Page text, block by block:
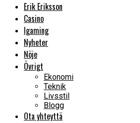
Erik Eriksson
Casino
Igaming
Nyheter
Nöje
Övrigt
Ekonomi
Teknik
Livsstil
Blogg
Ota yhteyttä